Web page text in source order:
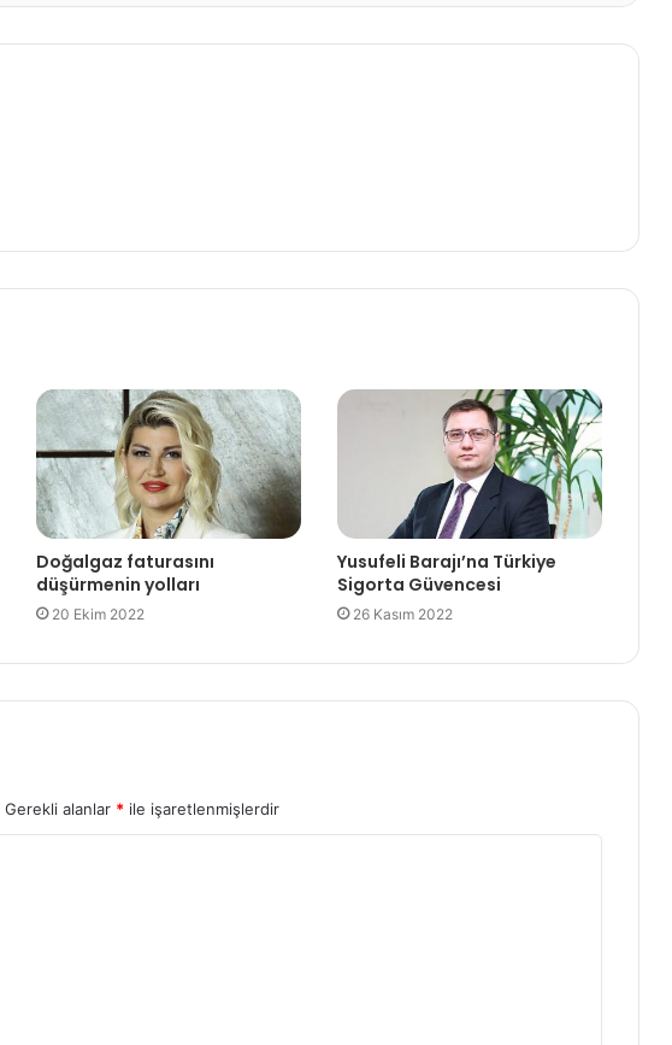
Doğalgaz faturasını
düşürmenin yolları
20 Ekim 2022
Yusufeli Barajı’na Türkiye
Sigorta Güvencesi
26 Kasım 2022
Gerekli alanlar * ile işaretlenmişlerdir